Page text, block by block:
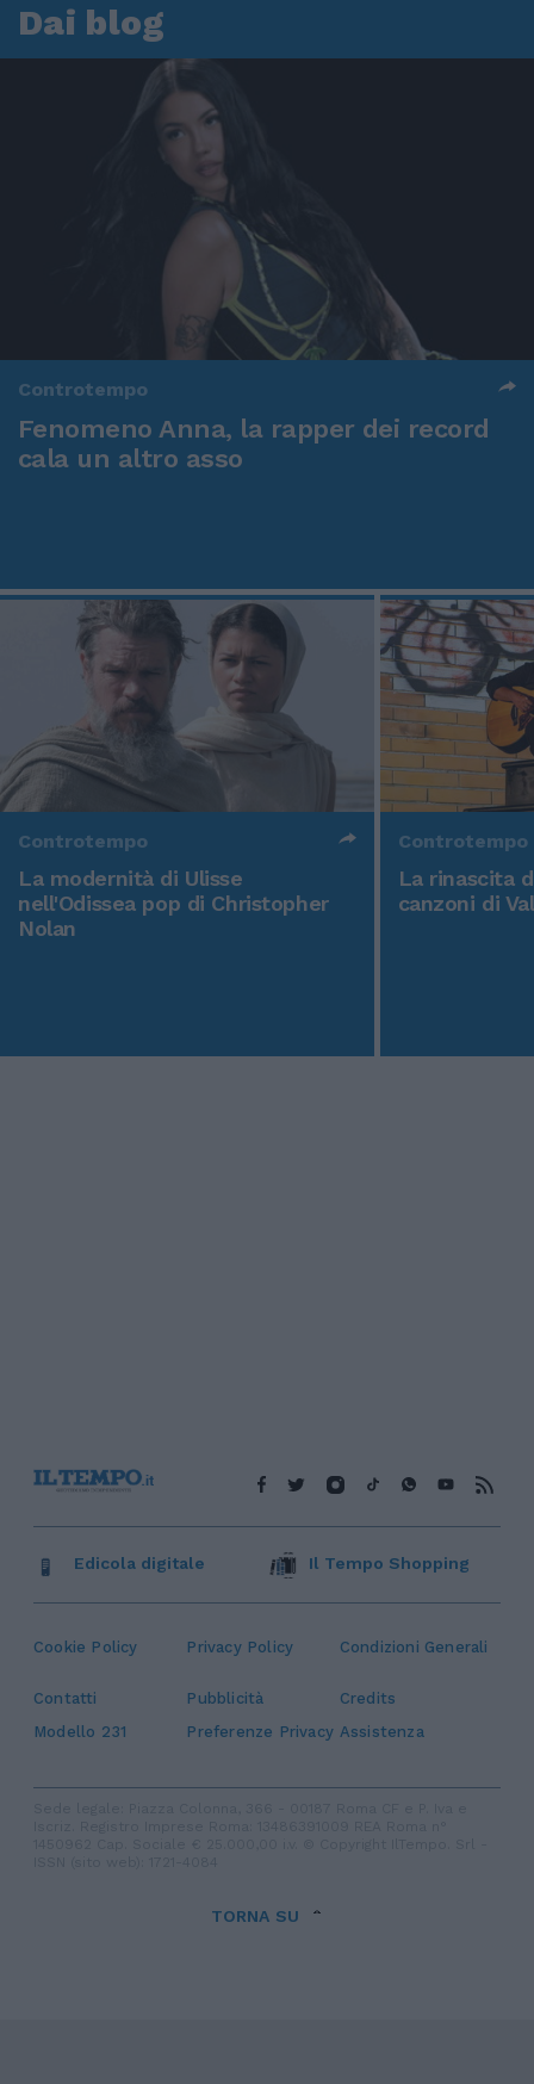
Dai blog
Controtempo
Fenomeno Anna, la rapper dei record
cala un altro asso
Controtempo
La modernità di Ulisse
nell'Odissea pop di Christopher
Nolan
Controtempo
La rinascita
canzoni di
Cookie Policy Privacy Policy Condizioni Generali
Contatti Pubblicità
Credits
Modello 231
Preferenze Privacy Assistenza
Edicola digitale Il Tempo Shopping
TORNA SU